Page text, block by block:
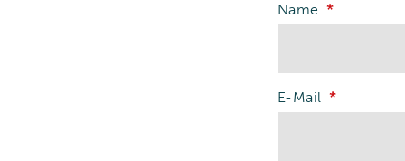
Name
E-Mail